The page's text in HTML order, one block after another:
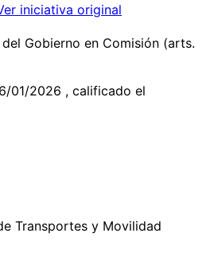
iniciativa original
Gobierno en Comisión (arts.
01/2026 , calificado el
Transportes y Movilidad